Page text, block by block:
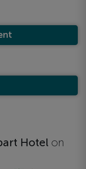
Hotel on